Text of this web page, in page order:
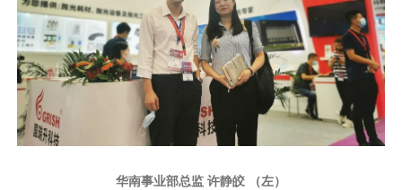
华南事业部总监 许静皎 （左）